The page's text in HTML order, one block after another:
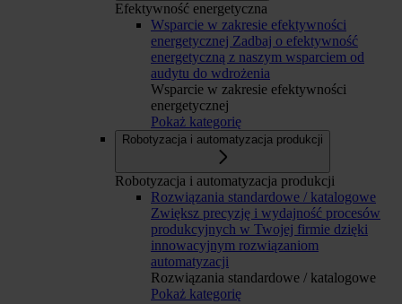
Efektywność energetyczna
Wsparcie w zakresie efektywności
energetycznej Zadbaj o efektywność
energetyczną z naszym wsparciem od
audytu do wdrożenia
Wsparcie w zakresie efektywności
energetycznej
Pokaż kategorię
Robotyzacja i automatyzacja produkcji
Robotyzacja i automatyzacja produkcji
Rozwiązania standardowe / katalogowe
Zwiększ precyzję i wydajność procesów
produkcyjnych w Twojej firmie dzięki
innowacyjnym rozwiązaniom
automatyzacji
Rozwiązania standardowe / katalogowe
Pokaż kategorię